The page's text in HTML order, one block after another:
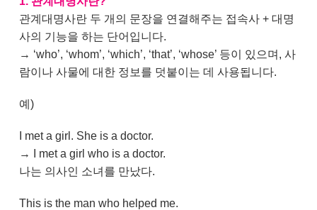
관계대명사란 두 개의 문장을 연결해주는 접속사 + 대명
사의 기능을 하는 단어입니다.
→ ‘who’, ‘whom’, ‘which’, ‘that’, ‘whose’ 등이 있으며, 사
람이나 사물에 대한 정보를 덧붙이는 데 사용됩니다.
예)
I met a girl. She is a doctor.
→ I met a girl who is a doctor.
나는 의사인 소녀를 만났다.
This is the man who helped me.